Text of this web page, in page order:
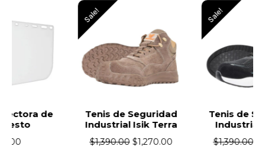
Tenis de Seguridad
Industrial Isik Terra
1,270.00
Tenis de Seguridad
Industrial Isik Zu
$1,390.00 1,270.00